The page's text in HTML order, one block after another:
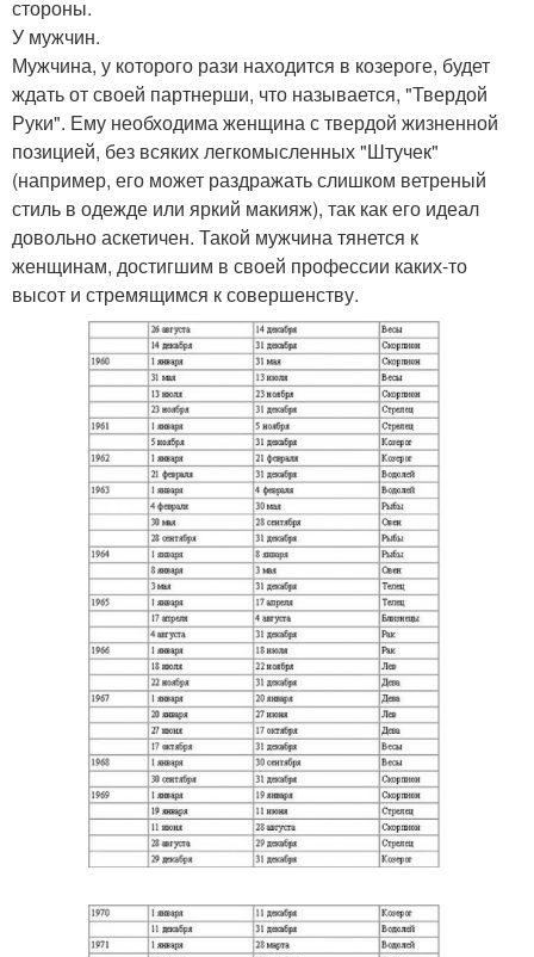
стороны.
У мужчин.
Мужчина, у которого рази находится в козероге, будет
ждать от своей партнерши, что называется, "Твердой
Руки". Ему необходима женщина с твердой жизненной
позицией, без всяких легкомысленных "Штучек"
(например, его может раздражать слишком ветреный
стиль в одежде или яркий макияж), так как его идеал
довольно аскетичен. Такой мужчина тянется к
женщинам, достигшим в своей профессии каких-то
высот и стремящимся к совершенству.